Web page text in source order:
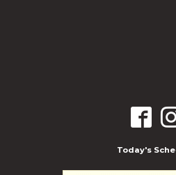
Today's